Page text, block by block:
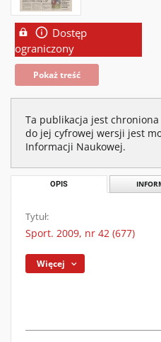
Dostęp
ograniczony
Pokaż treść
Ta publikacja jest
do jej cyfrowej wersji jest
Informacji Naukowej.
OPIS
Tytuł:
Sport. 2009, nr 42 (677)
Więcej